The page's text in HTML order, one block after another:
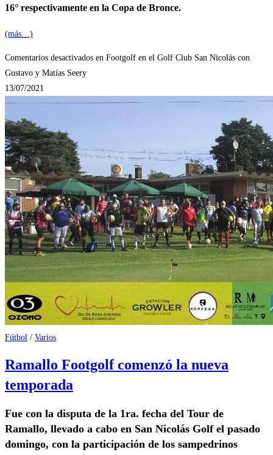
16° respectivamente en la Copa de Bronce.
(más…)
Comentarios desactivados en Footgolf en el Golf Club San Nicolás con
Gustavo y Matías Seery
13/07/2021
Fútbol / Varios
Ramallo Footgolf comenzó la nueva
temporada
Fue con la disputa de la 1ra. fecha del Tour de
Ramallo, llevado a cabo en San Nicolás Golf el pasado
domingo, con la participación de los sampedrinos